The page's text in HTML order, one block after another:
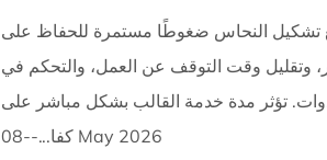
تشكيل النحاس ضغوطًا مستمرة للحفاظ على
وتقليل وقت التوقف عن العمل، والتحكم في
تؤثر مدة خدمة القالب بشكل مباشر على
كفا...--08 May 2026